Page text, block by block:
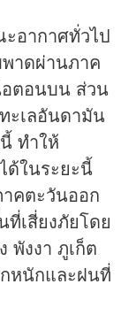
อากาศทั่วไป
าดผ่านภาค
อตอนบน ส่วน
ะเลอันดามัน
ทำให้
ด้ในระยะนี้
คตะวันออก
เสี่ยงภัยโดย
พังงา ภูเก็ต
หนักและฝนที่